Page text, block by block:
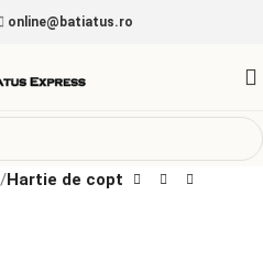
online@batiatus.ro
Hartie de copt